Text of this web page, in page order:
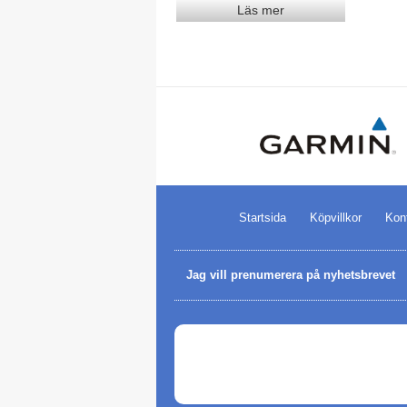
Läs mer
Startsida Köpvillkor
Jag vill prenumerera på nyhetsbrevet